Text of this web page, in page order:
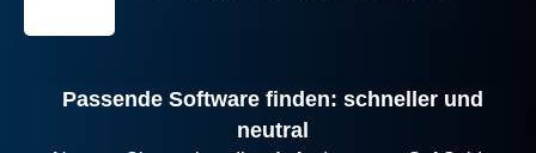
Passende Software finden: schneller und
neutral